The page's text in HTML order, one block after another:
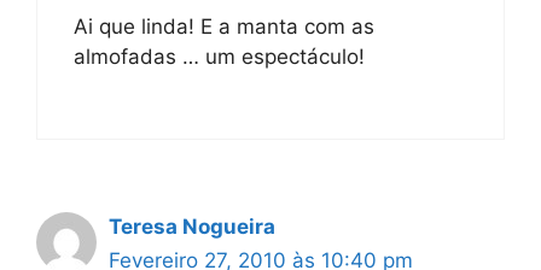
Ai que linda! E a manta com as
almofadas … um espectáculo!
Teresa Nogueira
Fevereiro 27, 2010 às 10:40 pm